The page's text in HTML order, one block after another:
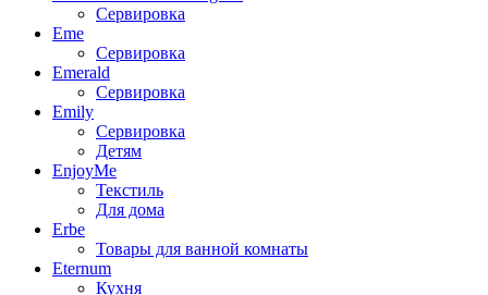
Сервировка
Eme
Сервировка
Emerald
Сервировка
Emily
Сервировка
Детям
EnjoyMe
Текстиль
Для дома
Erbe
Товары для ванной комнаты
Eternum
Кухня